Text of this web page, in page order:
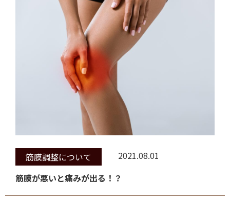
2021.08.01
筋膜調整について
筋膜が悪いと痛みが出る！？